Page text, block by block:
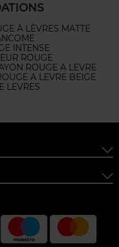
À LÈVRES MATTE
INTENSE
ROUGE
ROUGE A LEVRE
A LEVRE BEIGE
LEVRES